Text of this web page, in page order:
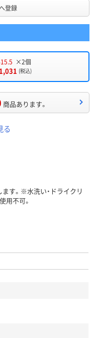
登録
×2個
(税込)
商品あります。
る
す。※水洗い・ドライクリ
用不可。